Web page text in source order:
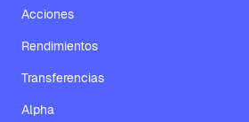
Acciones
Rendimientos
Transferencias
Alpha